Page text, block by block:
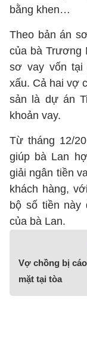
bằng khen…
Theo bản án
của bà Trương
sơ vay vốn tại
xấu. Cả hai vợ
sản là dự án
khoản vay.
Từ tháng 12/
giúp bà Lan
giải ngân tiền
khách hàng,
bộ số tiền này
của bà Lan.
Vợ chồng bị
mặt tại tòa